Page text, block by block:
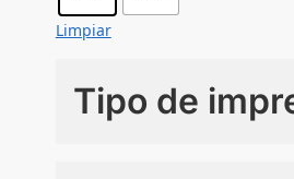
Limpiar
Tipo de